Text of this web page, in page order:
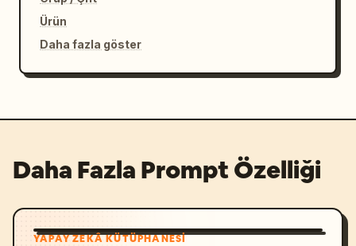
Ürün
Daha fazla göster
Daha Fazla Prompt Özelliği
YAPAY ZEKÂ KÜTÜPHANESI